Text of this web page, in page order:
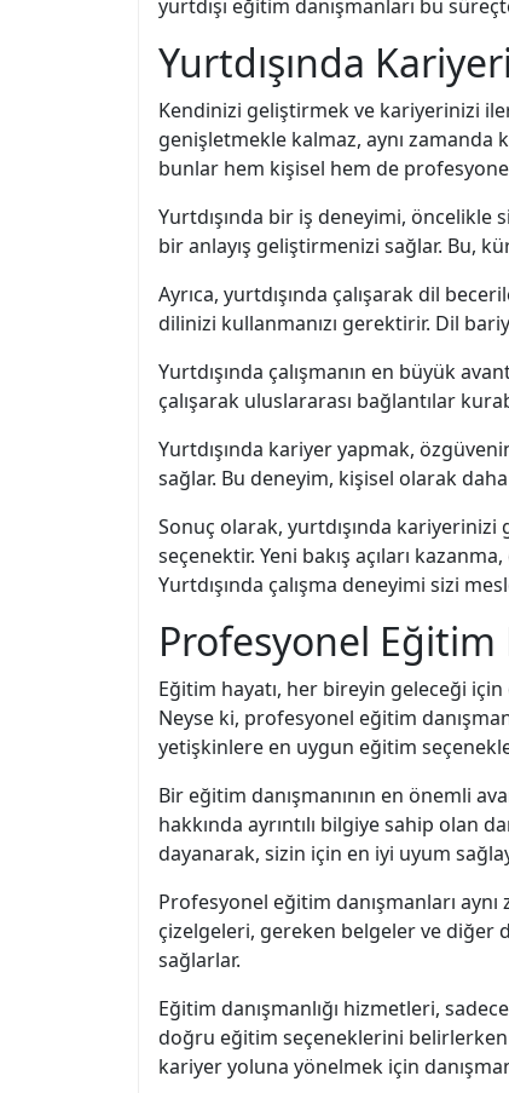
yurtdışı eğitim danışmanları bu
Yurtdışında
Kendinizi geliştirmek ve kariyerinizi
genişletmekle kalmaz, aynı zamanda
bunlar hem kişisel hem de
Yurtdışında bir iş deneyimi, öncelikle
bir anlayış geliştirmenizi sağlar. Bu,
Ayrıca, yurtdışında çalışarak dil
dilinizi kullanmanızı gerektirir. Dil
Yurtdışında çalışmanın en büyük
çalışarak uluslararası bağlantılar
Yurtdışında kariyer yapmak,
sağlar. Bu deneyim, kişisel olarak
Sonuç olarak, yurtdışında
seçenektir. Yeni bakış açıları
Yurtdışında çalışma deneyimi sizi
Profesyonel Eğitim
Eğitim hayatı, her bireyin geleceği
Neyse ki, profesyonel eğitim
yetişkinlere en uygun eğitim
Bir eğitim danışmanının en önemli
hakkında ayrıntılı bilgiye sahip olan
dayanarak, sizin için en iyi uyum
Profesyonel eğitim danışmanları
çizelgeleri, gereken belgeler ve diğer
sağlarlar.
Eğitim danışmanlığı hizmetleri,
doğru eğitim seçeneklerini
kariyer yoluna yönelmek için